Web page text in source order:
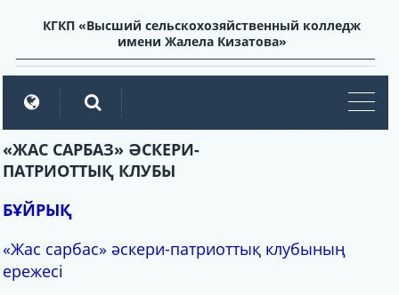
КГКП «Высший сельскохозяйственный колледж
имени Жалела Кизатова»
«ЖАС САРБАЗ» ӘСКЕРИ-
ПАТРИОТТЫҚ КЛУБЫ
БҰЙРЫҚ
«Жас сарбас» әскери-патриоттық клубының
ережесі